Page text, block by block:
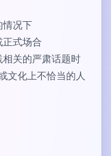
情况下
式场合
关的严肃话题时
文化上不恰当的人